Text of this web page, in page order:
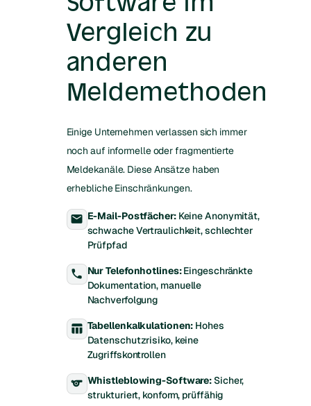
Vergleich zu
anderen
Meldemethoden
Einige Unternehmen verlassen sich immer
noch auf informelle oder fragmentierte
Meldekanäle. Diese Ansätze haben
erhebliche Einschränkungen.
email E-Mail-Postfächer: Keine Anonymität,
schwache Vertraulichkeit, schlechter
Prüfpfad
local_phone Nur Telefonhotlines:Eingeschränkte
Dokumentation, manuelle
Nachverfolgung
table_chart Tabellenkalkulationen: Hohes
Datenschutzrisiko, keine
Zugriffskontrollen
sports Whistleblowing-Software:Sicher,
strukturiert, konform, prüffähig